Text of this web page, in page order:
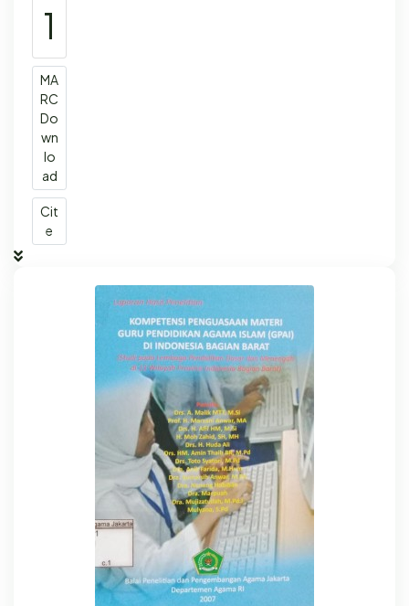
1
MA
RC
Do
wn
lo
ad
Cit
e